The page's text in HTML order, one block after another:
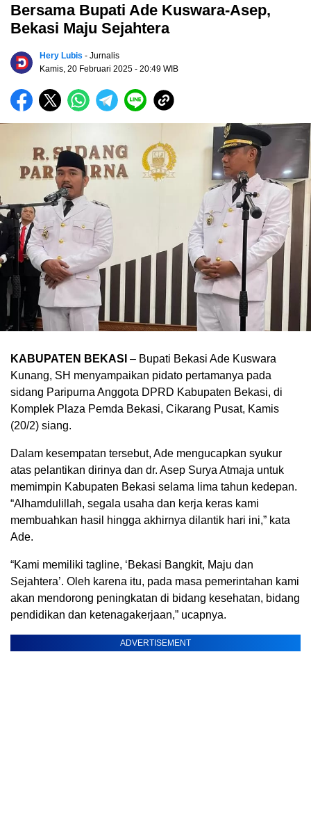
Bersama Bupati Ade Kuswara-Asep,
Bekasi Maju Sejahtera
Hery Lubis - Jurnalis
Kamis, 20 Februari 2025 - 20:49 WIB
KABUPATEN BEKASI – Bupati Bekasi Ade Kuswara
Kunang, SH menyampaikan pidato pertamanya pada
sidang Paripurna Anggota DPRD Kabupaten Bekasi, di
Komplek Plaza Pemda Bekasi, Cikarang Pusat, Kamis
(20/2) siang.
Dalam kesempatan tersebut, Ade mengucapkan syukur
atas pelantikan dirinya dan dr. Asep Surya Atmaja untuk
memimpin Kabupaten Bekasi selama lima tahun kedepan.
“Alhamdulillah, segala usaha dan kerja keras kami
membuahkan hasil hingga akhirnya dilantik hari ini,” kata
Ade.
“Kami memiliki tagline, ‘Bekasi Bangkit, Maju dan
Sejahtera’. Oleh karena itu, pada masa pemerintahan kami
akan mendorong peningkatan di bidang kesehatan, bidang
pendidikan dan ketenagakerjaan,” ucapnya.
ADVERTISEMENT